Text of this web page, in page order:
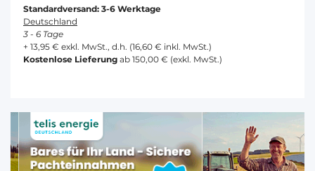
Standardversand: 3-6 Werktage
Deutschland
3 - 6 Tage
+ 13,95 € exkl. MwSt., d.h. (16,60 € inkl. MwSt.)
Kostenlose Lieferung ab 150,00 € (exkl. MwSt.)